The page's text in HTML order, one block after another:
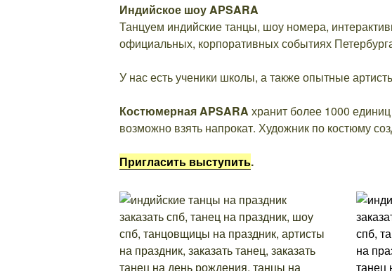
Индийское шоу APSARA
Танцуем индийские танцы, шоу номера,
официальных, корпоративных событиях
У нас есть ученики школы, а также опытные
Костюмерная APSARA хранит более 1000
возможно взять напрокат. Художник по костюму
Пригласить выступить.